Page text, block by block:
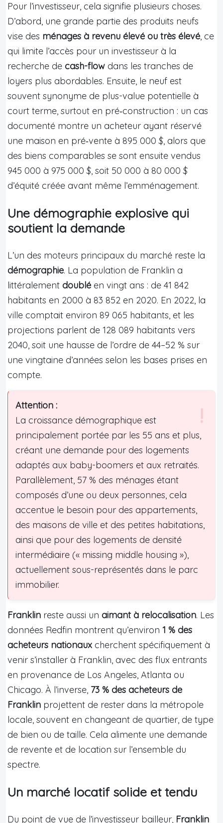
Pour l’investisseur, cela signifie plusieurs choses.
D’abord, une grande partie des produits neufs
vise des ménages à revenu élevé ou très élevé, ce
qui limite l’accès pour un investisseur à la
recherche de cash-flow dans les tranches de
loyers plus abordables. Ensuite, le neuf est
souvent synonyme de plus-value potentielle à
court terme, surtout en pré‑construction : un cas
documenté montre un acheteur ayant réservé
une maison en pré‑vente à 895 000 $, alors que
des biens comparables se sont ensuite vendus
945 000 à 975 000 $, soit 50 000 à 80 000 $
d’équité créée avant même l’emménagement.
Une démographie explosive qui
soutient la demande
L’un des moteurs principaux du marché reste la
démographie. La population de Franklin a
littéralement doublé en vingt ans : de 41 842
habitants en 2000 à 83 852 en 2020. En 2022, la
ville comptait environ 89 065 habitants, et les
projections parlent de 128 089 habitants vers
2040, soit une hausse de l’ordre de 44–52 % sur
une vingtaine d’années selon les bases prises en
compte.
Attention :
La croissance démographique est
principalement portée par les 55 ans et plus,
créant une demande pour des logements
adaptés aux baby-boomers et aux retraités.
Parallèlement, 57 % des ménages étant
composés d’une ou deux personnes, cela
accentue le besoin pour des appartements,
des maisons de ville et des petites habitations,
ainsi que pour des logements de densité
intermédiaire (« missing middle housing »),
actuellement sous-représentés dans le parc
immobilier.
Franklin reste aussi un aimant à relocalisation. Les
données Redfin montrent qu’environ 1 % des
acheteurs nationaux cherchent spécifiquement à
venir s’installer à Franklin, avec des flux entrants
en provenance de Los Angeles, Atlanta ou
Chicago. À l’inverse, 73 % des acheteurs de
Franklin projettent de rester dans la métropole
locale, souvent en changeant de quartier, de type
de bien ou de taille. Cela alimente une demande
de revente et de location sur l’ensemble du
spectre.
Un marché locatif solide et tendu
Du point de vue de l’investisseur bailleur, Franklin